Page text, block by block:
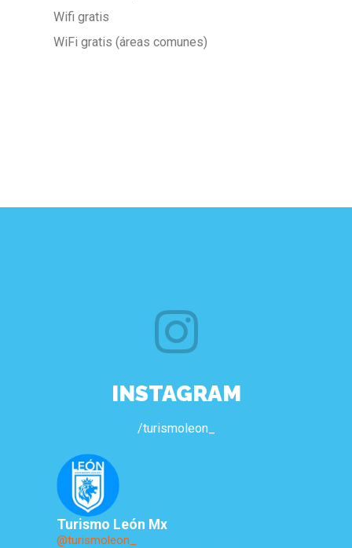
Wifi gratis
WiFi gratis (áreas comunes)
INSTAGRAM
/turismoleon_
Turismo León Mx
@turismoleon_